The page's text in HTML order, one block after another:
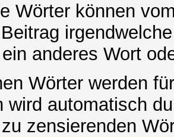
Wörter können
anderes Wort
Wörter werden
wird automatisch
zensierenden